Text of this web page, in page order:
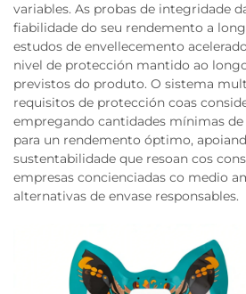
variables. As probas de integridade
fiabilidade do seu rendemento a
estudos de envellecemento
nivel de protección mantido ao
previstos do produto. O sistema
requisitos de protección coas
empregando cantidades mínimas
para un rendemento óptimo,
sustentabilidade que resoan cos
empresas concienciadas co medio
alternativas de envase responsables.